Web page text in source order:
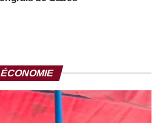
ÉCONOMIE